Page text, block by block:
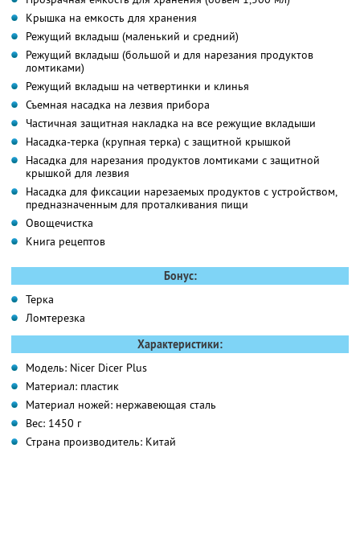
Крышка на емкость для хранения
Режущий вкладыш (маленький и средний)
Режущий вкладыш (большой и для нарезания продуктов
ломтиками)
Режущий вкладыш на четвертинки и клинья
Съемная насадка на лезвия прибора
Частичная защитная накладка на все режущие вкладыши
Насадка-терка (крупная терка) с защитной крышкой
Насадка для нарезания продуктов ломтиками с защитной
крышкой для лезвия
Насадка для фиксации нарезаемых продуктов с устройством,
предназначенным для проталкивания пищи
Овощечистка
Книга рецептов
Бонус:
Терка
Ломтерезка
Характеристики:
Модель: Nicer Dicer Plus
Материал: пластик
Материал ножей: нержавеющая сталь
Вес: 1450 г
Страна производитель: Китай